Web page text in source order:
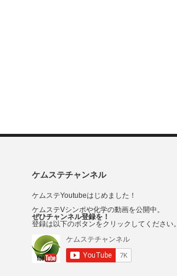
ケムステチャンネル
ケムステYoutubeはじめました！
ケムステVシンポや化学の動画を公開中。
ぜひチャンネル登録を！
登録は以下のボタンをクリックしてください。